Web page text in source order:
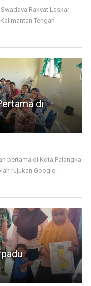
Rakyat Laskar
Tengah
di
pertama di Kota Palangka
rujukan Google.